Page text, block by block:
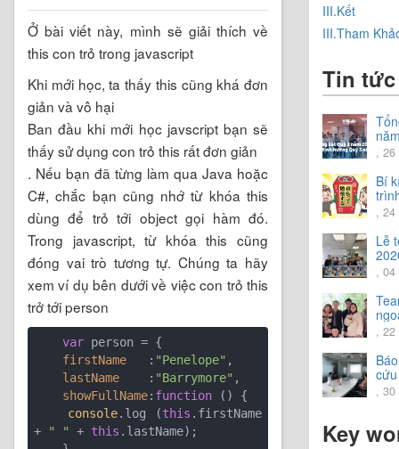
Ở bài viết này, mình sẽ giải thích về
this con trỏ trong javascript
Khi mới học, ta thấy this cũng khá đơn
giản và vô hại
Ban đầu khi mới học javscript bạn sẽ
thấy sử dụng con trỏ this rất đơn giản
. Nếu bạn đã từng làm qua Java hoặc
C#, chắc bạn cũng nhớ từ khóa this
dùng để trỏ tới object gọi hàm đó.
Trong javascript, từ khóa this cũng
đóng vai trò tương tự. Chúng ta hãy
xem ví dụ bên dưới về việc con trỏ this
trở tới person
var person = {
firstName
   :
"Penelope" ,
lastName
    :
"Barrymore" ,
showFullName: function ( ) {
console.log (this .firstName
+
" " + this .lastName);
III.Kết
III.Tham
Tin tức
, 26
Bí
, 24
Lễ
, 04
vời.
, 22
, 30
Key